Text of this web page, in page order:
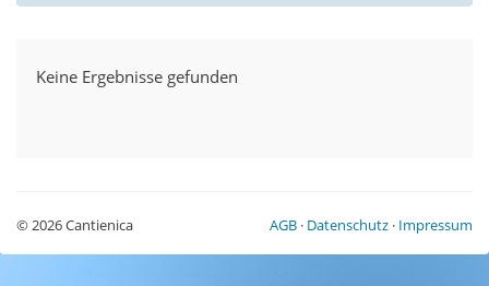
Keine Ergebnisse gefunden
© 2026 Cantienica AGB · Datenschutz · Impressum